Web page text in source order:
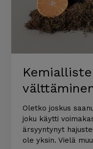
Oletko joskus
joku käytti
ärsyyntynyt
ole yksin. Vielä